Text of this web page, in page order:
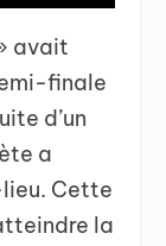
avait
finale
d’un
a
Cette
la